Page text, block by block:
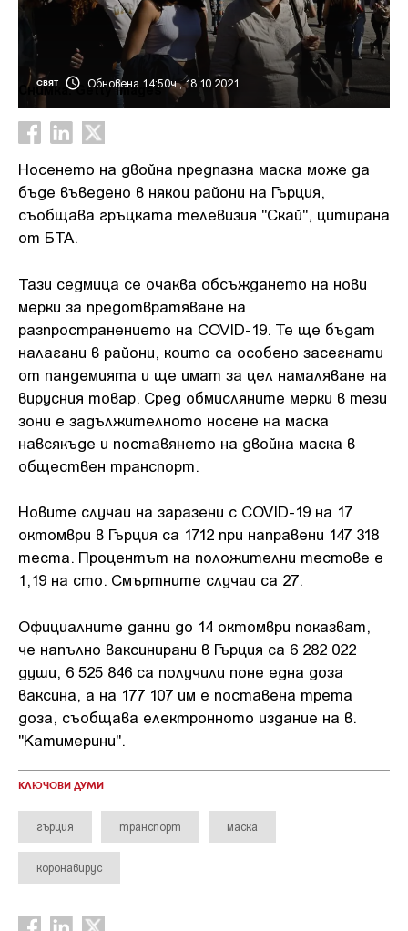
СВЯТ Обновена 14:50ч., 18.10.2021
Снимка: Getty Images
Носенето на двойна предпазна маска може да
бъде въведено в някои райони на Гърция,
съобщава гръцката телевизия "Скай", цитирана
от БТА.
Тази седмица се очаква обсъждането на нови
мерки за предотвратяване на
разпространението на COVID-19. Те ще бъдат
налагани в райони, които са особено засегнати
от пандемията и ще имат за цел намаляване на
вирусния товар. Сред обмисляните мерки в тези
зони е задължителното носене на маска
навсякъде и поставянето на двойна маска в
обществен транспорт.
Новите случаи на заразени с COVID-19 на 17
октомври в Гърция са 1712 при направени 147 318
теста. Процентът на положителни тестове е
1,19 на сто. Смъртните случаи са 27.
Официалните данни до 14 октомври показват,
че напълно ваксинирани в Гърция са 6 282 022
души, 6 525 846 са получили поне една доза
ваксина, а на 177 107 им е поставена трета
доза, съобщава електронното издание на в.
"Катимерини".
КЛЮЧОВИ ДУМИ
гърция транспорт маска
коронавирус